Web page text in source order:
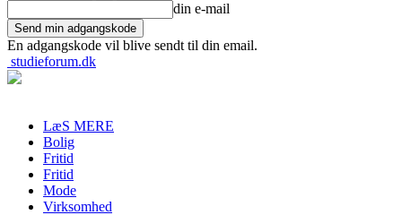
din e-mail
En adgangskode vil blive sendt til din email.
studieforum.dk
LæS MERE
Bolig
Fritid
Fritid
Mode
Virksomhed